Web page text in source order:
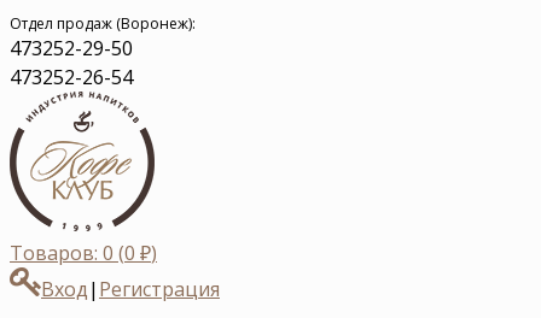
Отдел продаж (Воронеж):
473252-29-50
473252-26-54
Товаров: 0 (0 ₽)
Вход| Регистрация